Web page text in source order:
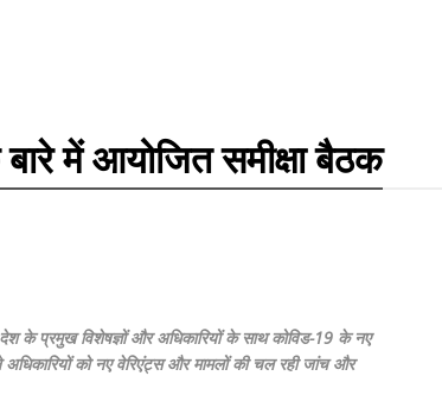
में आयोजित समीक्षा बैठक
के प्रमुख विशेषज्ञों और अधिकारियों के साथ कोविड-19 के नए
अधिकारियों को नए वेरिएंट्स और मामलों की चल रही जांच और